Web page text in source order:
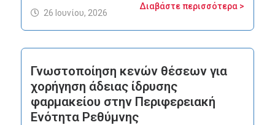
Διαβάστε περισσότερα >
26 Ιουνίου, 2026
Γνωστοποίηση κενών θέσεων για
χορήγηση άδειας ίδρυσης
φαρμακείου στην Περιφερειακή
Ενότητα Ρεθύμνης